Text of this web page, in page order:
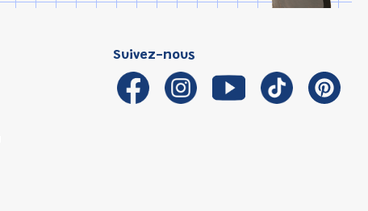
Suivez-nous